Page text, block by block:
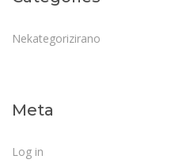
Nekategorizirano
Meta
Log in